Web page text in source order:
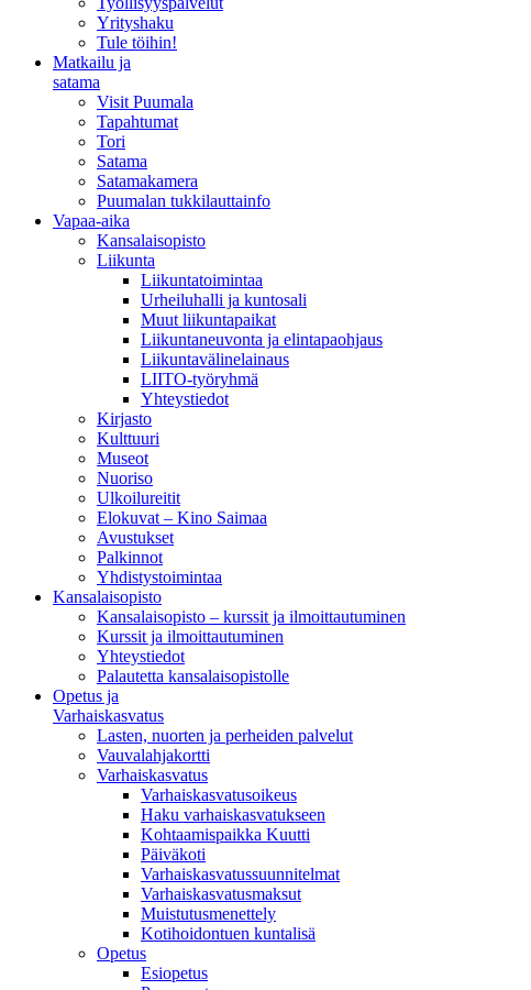
Yrityshaku
Tule töihin!
Matkailu ja
satama
Visit Puumala
Tapahtumat
Tori
Satama
Satamakamera
Puumalan tukkilauttainfo
Vapaa-aika
Kansalaisopisto
Liikunta
Liikuntatoimintaa
Urheiluhalli ja kuntosali
Muut liikuntapaikat
Liikuntaneuvonta ja elintapaohjaus
Liikuntavälinelainaus
LIITO-työryhmä
Yhteystiedot
Kirjasto
Kulttuuri
Museot
Nuoriso
Ulkoilureitit
Elokuvat – Kino Saimaa
Avustukset
Palkinnot
Yhdistystoimintaa
Kansalaisopisto
Kansalaisopisto – kurssit ja ilmoittautuminen
Kurssit ja ilmoittautuminen
Yhteystiedot
Palautetta kansalaisopistolle
Opetus ja
Varhaiskasvatus
Lasten, nuorten ja perheiden palvelut
Vauvalahjakortti
Varhaiskasvatus
Varhaiskasvatusoikeus
Haku varhaiskasvatukseen
Kohtaamispaikka Kuutti
Päiväkoti
Varhaiskasvatussuunnitelmat
Varhaiskasvatusmaksut
Muistutusmenettely
Kotihoidontuen kuntalisä
Opetus
Esiopetus